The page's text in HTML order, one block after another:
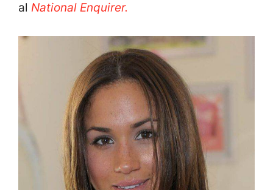
al National Enquirer.